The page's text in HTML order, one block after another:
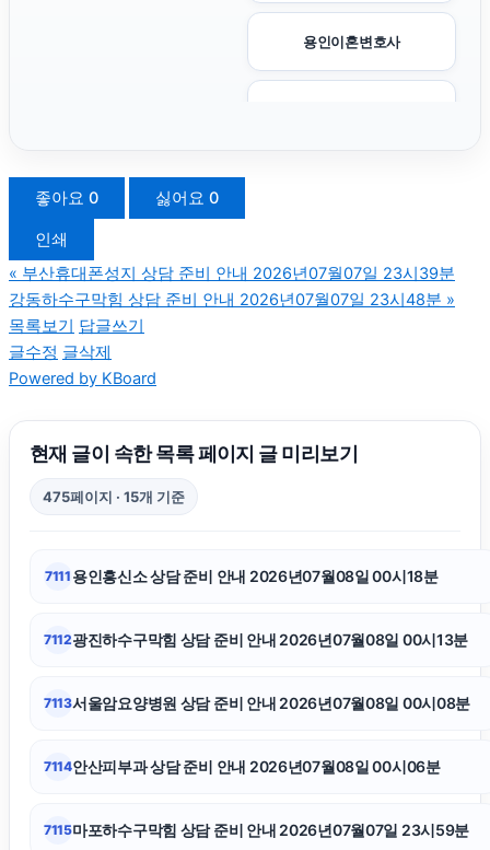
용인이혼변호사
의정부이혼전문변호사
이혼상담
인스타 팔로워 구매
의정부이혼전문변호사
좋아요 0 싫어요 0
인쇄
« 부산휴대폰성지 상담 준비 안내 2026년07월07일 23시39분
강동하수구막힘 상담 준비 안내 2026년07월07일 23시48분 »
목록보기 답글쓰기
글수정 글삭제
Powered by KBoard
현재 글이 속한 목록 페이지 글 미리보기
475페이지 · 15개 기준
7111 용인흥신소 상담 준비 안내 2026년07월08일 00시18분
7112광진하수구막힘 상담 준비 안내 2026년07월08일 00시13분
7113서울암요양병원 상담 준비 안내 2026년07월08일 00시08분
7114안산피부과 상담 준비 안내 2026년07월08일 00시06분
7115마포하수구막힘 상담 준비 안내 2026년07월07일 23시59분